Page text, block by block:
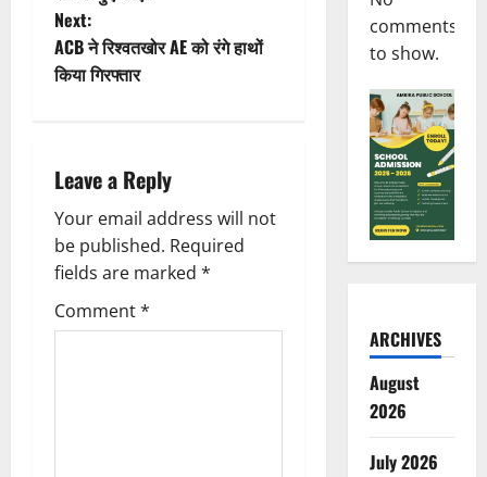
s
t
a
v
i
g
Next:
ACB ने रिश्वतखोर AE को रंगे हाथों
किया गिरफ्तार
Leave a Reply
Your email address will not
be published. Required
fields are marked *
Comment*
comments
to show.
ARCHIVES
August
2026
July 2026